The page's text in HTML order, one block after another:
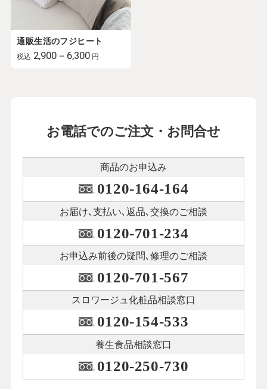
通販生活のフジヒート
税込 2,900－6,300 円
お電話でのご注文・お問合せ
商品のお申込み
0120-164-164
お届け､支払い､ 返品､交換のご相談
0120-701-234
お申込み前後の疑問､修理のご相談
0120-701-567
スロワージュ化粧品相談窓口
0120-154-533
養生食品相談窓口
0120-250-730